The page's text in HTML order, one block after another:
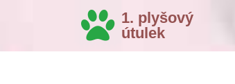
1. plyšový
útulek